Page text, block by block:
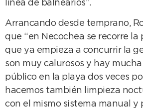
línea de balnearios”.
Arrancando desde temprano,
que “en Necochea se recorre la
que ya empieza a concurrir la
son muy calurosos y hay
público en la playa dos veces
hacemos también limpieza
con el mismo sistema manual y